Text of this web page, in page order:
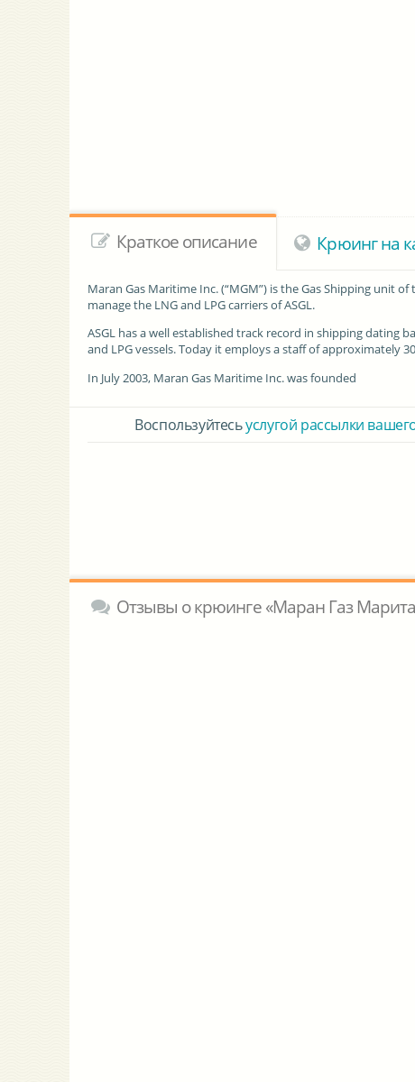
Краткое описание Крюинг на
Maran Gas Maritime Inc.(“MGM”) is the Gas Shipping unit of
manage the LNG and LPG carriers of ASGL.
ASGL has a well established track record in shipping dating
and LPG vessels. Today it employs a staff of approximately
In July 2003, Maran Gas Maritime Inc. was founded
Воспользуйтесьуслугой рассылки
Отзывы о крюинге «Маран Газ